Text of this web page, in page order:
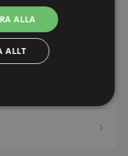
(inte tillgänglig
ALLA
ALLT
Inriktning